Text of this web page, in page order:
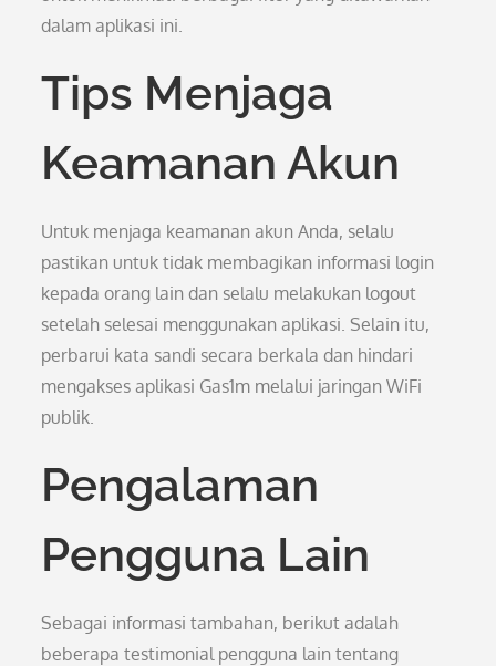
dalam aplikasi ini.
Tips Menjaga
Keamanan Akun
Untuk menjaga keamanan akun Anda, selalu
pastikan untuk tidak membagikan informasi login
kepada orang lain dan selalu melakukan logout
setelah selesai menggunakan aplikasi. Selain itu,
perbarui kata sandi secara berkala dan hindari
mengakses aplikasi Gas1m melalui jaringan WiFi
publik.
Pengalaman
Pengguna Lain
Sebagai informasi tambahan, berikut adalah
beberapa testimonial pengguna lain tentang